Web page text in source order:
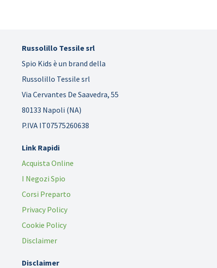
Russolillo Tessile srl
Spio Kids è un brand della
Russolillo Tessile srl
Via Cervantes De Saavedra, 55
80133 Napoli (NA)
P.IVA IT07575260638
Link Rapidi
Acquista Online
I Negozi Spio
Corsi Preparto
Privacy Policy
Cookie Policy
Disclaimer
Disclaimer